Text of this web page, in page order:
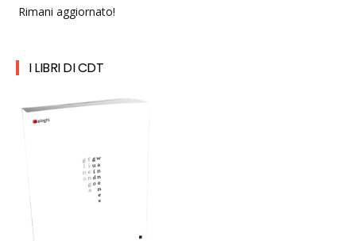
Rimani aggiornato!
I LIBRI DI CDT